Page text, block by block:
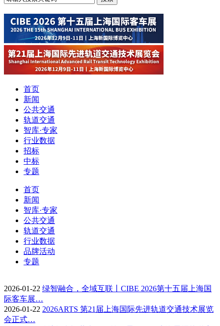
首页
新闻
公共交通
轨道交通
智库·专家
行业数据
招标
中标
专题
首页
新闻
智库·专家
公共交通
轨道交通
行业数据
品牌活动
专题
2026-01-22 绿智融合，全域互联丨CIBE 2026第十五届上海国
际客车展…
2026-01-22 2026ARTS 第21届上海国际先进轨道交通技术展览
会正式…